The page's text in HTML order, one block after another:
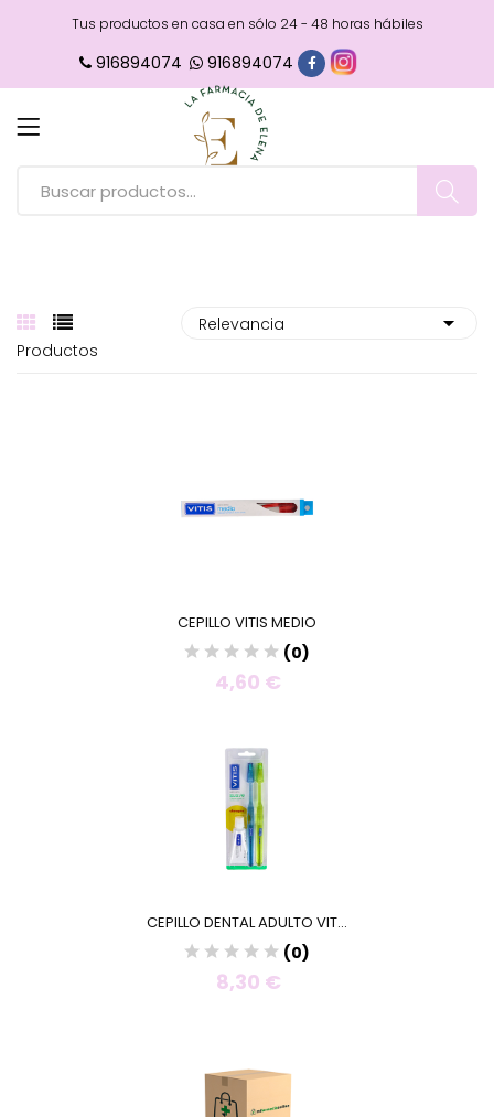
Tus productos en casa en sólo 24 - 48 horas hábiles
916894074 916894074
Productos
CEPILLO VITIS MEDIO
(0)
4,60 €
CEPILLO DENTAL ADULTO VIT...
(0)
8,30 €